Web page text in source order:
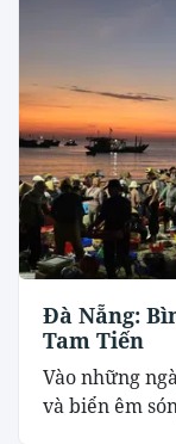
Đà Nẵng:
Tam Tiến
Vào những
và biển êm